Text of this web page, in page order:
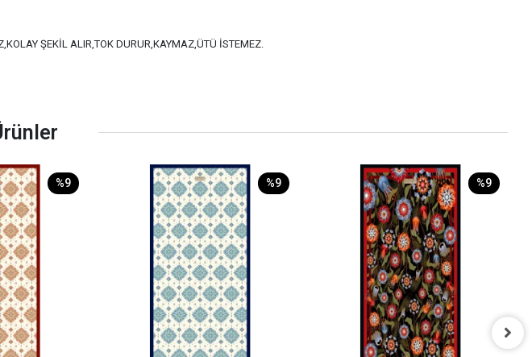
ŞEKİL ALIR,TOK DURUR,KAYMAZ,ÜTÜ İSTEMEZ.
%9 %9 %9